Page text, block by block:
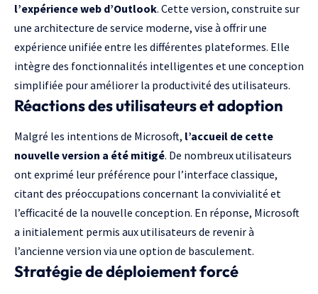
l’expérience web d’Outlook. Cette version, construite sur
une architecture de service moderne, vise à offrir une
expérience unifiée entre les différentes plateformes. Elle
intègre des fonctionnalités intelligentes et une conception
simplifiée pour améliorer la productivité des utilisateurs.
Réactions des utilisateurs et adoption
Malgré les intentions de Microsoft, l’accueil de cette
nouvelle version a été mitigé. De nombreux utilisateurs
ont exprimé leur préférence pour l’interface classique,
citant des préoccupations concernant la convivialité et
l’efficacité de la nouvelle conception. En réponse, Microsoft
a initialement permis aux utilisateurs de revenir à
l’ancienne version via une option de basculement.
Stratégie de déploiement forcé